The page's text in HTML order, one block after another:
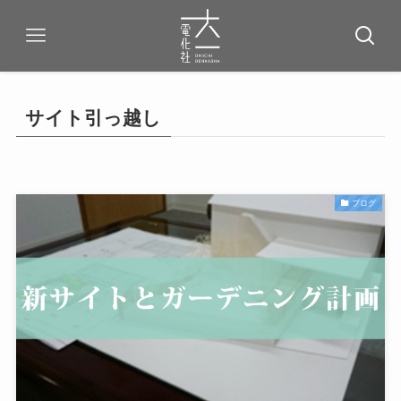
サイト引っ越し
ブログ